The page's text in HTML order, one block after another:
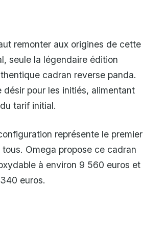
remonter aux origines de cette
seule la légendaire édition
cadran reverse panda.
pour les initiés, alimentant
tarif initial.
représente le premier
Omega propose ce cadran
à environ 9 560 euros et
euros.